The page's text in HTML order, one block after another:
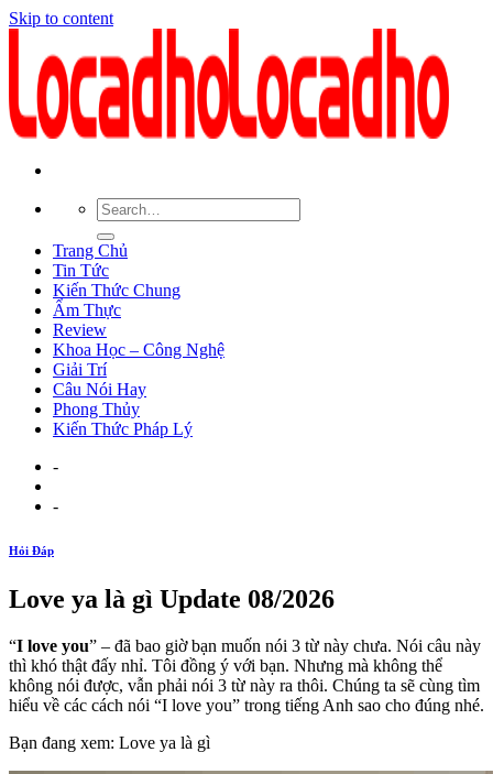
Skip to content
Trang Chủ
Tin Tức
Kiến Thức Chung
Ẩm Thực
Review
Khoa Học – Công Nghệ
Giải Trí
Câu Nói Hay
Phong Thủy
Kiến Thức Pháp Lý
-
-
Hỏi Đáp
Love ya là gì Update 08/2026
“I love you” – đã bao giờ bạn muốn nói 3 từ này chưa. Nói câu này
thì khó thật đấy nhỉ. Tôi đồng ý với bạn. Nhưng mà không thể
không nói được, vẫn phải nói 3 từ này ra thôi. Chúng ta sẽ cùng tìm
hiểu về các cách nói “I love you” trong tiếng Anh sao cho đúng nhé.
Bạn đang xem: Love ya là gì